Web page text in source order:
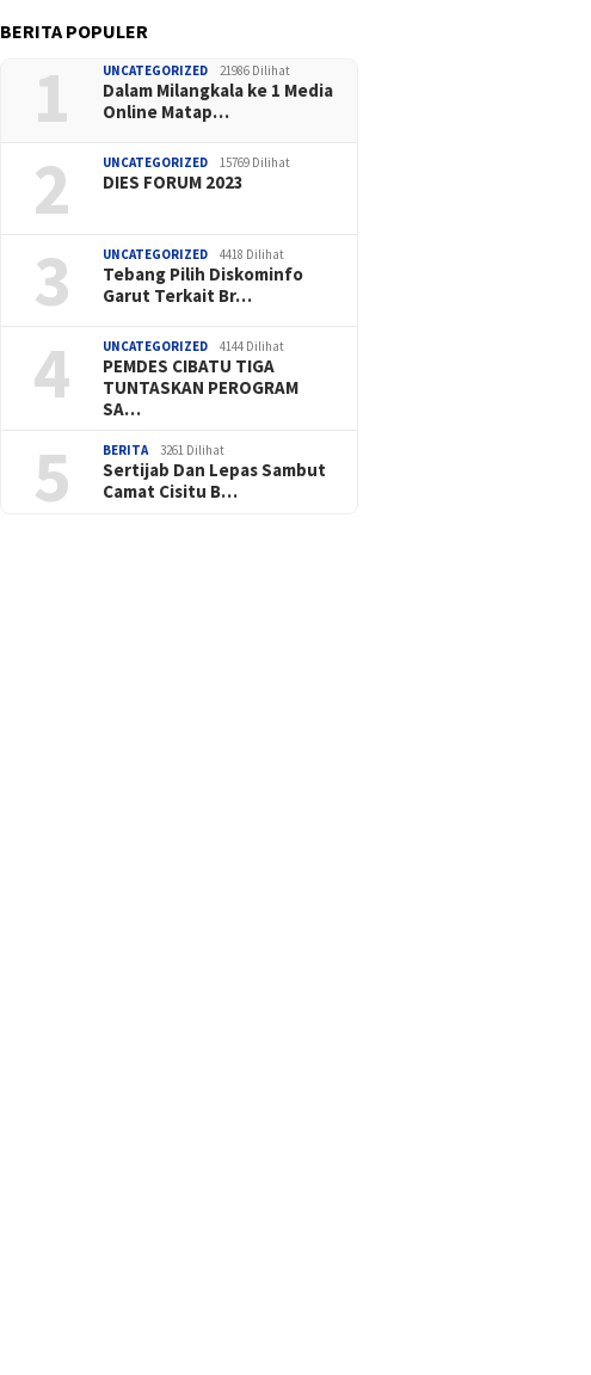
BERITA POPULER
1 UNCATEGORIZED 21986 Dilihat
Dalam Milangkala ke 1 Media
Online Matap…
2 UNCATEGORIZED 15769 Dilihat
DIES FORUM 2023
3 UNCATEGORIZED 4418 Dilihat
Tebang Pilih Diskominfo
Garut Terkait Br…
4 UNCATEGORIZED 4144 Dilihat
PEMDES CIBATU TIGA
TUNTASKAN PEROGRAM
SA…
5 BERITA 3261 Dilihat
Sertijab Dan Lepas Sambut
Camat Cisitu B…